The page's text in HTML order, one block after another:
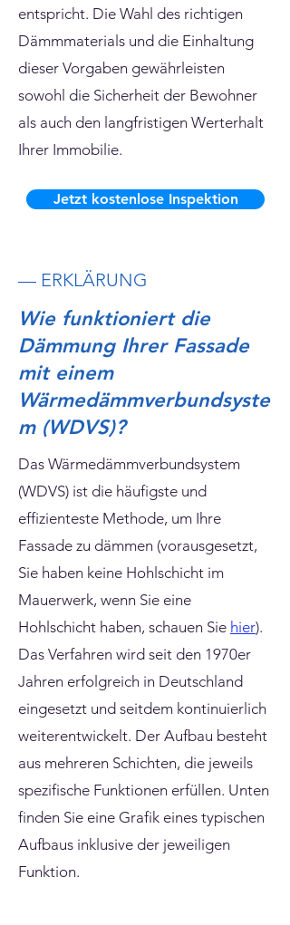
entspricht. Die Wahl des richtigen
Dämmmaterials und die Einhaltung
dieser Vorgaben gewährleisten
sowohl die Sicherheit der Bewohner
als auch den langfristigen Werterhalt
Ihrer Immobilie.
Jetzt kostenlose Inspektion
— ERKLÄRUNG
Wie funktioniert die
Dämmung Ihrer Fassade
mit einem
Wärmedämmverbundsyste
m (WDVS)?
Das Wärmedämmverbundsystem
(WDVS) ist die häufigste und
effizienteste Methode, um Ihre
Fassade zu dämmen (vorausgesetzt,
Sie haben keine Hohlschicht im
Mauerwerk, wenn Sie eine
Hohlschicht haben, schauen Sie hier).
Das Verfahren wird seit den 1970er
Jahren erfolgreich in Deutschland
eingesetzt und seitdem kontinuierlich
weiterentwickelt. Der Aufbau besteht
aus mehreren Schichten, die jeweils
spezifische Funktionen erfüllen. Unten
finden Sie eine Grafik eines typischen
Aufbaus inklusive der jeweiligen
Funktion.